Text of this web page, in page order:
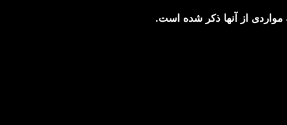
مواردی از آنها ذکر شده است.